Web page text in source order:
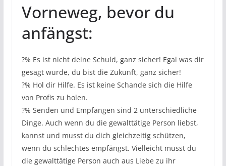
Vorneweg, bevor du
anfängst:
?% Es ist nicht deine Schuld, ganz sicher! Egal was dir
gesagt wurde, du bist die Zukunft, ganz sicher!
?% Hol dir Hilfe. Es ist keine Schande sich die Hilfe
von Profis zu holen.
?% Senden und Empfangen sind 2 unterschiedliche
Dinge. Auch wenn du die gewalttätige Person liebst,
kannst und musst du dich gleichzeitig schützen,
wenn du schlechtes empfängst. Vielleicht musst du
die gewalttätige Person auch aus Liebe zu ihr